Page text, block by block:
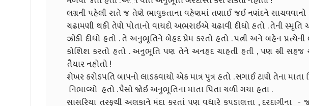
લગ્નની પહેલી રાતે જ તેણે ભાવુકતાના વહેણમાં તણાઈ જઈ નણંદને સાચવવાનો
ચઢામણી થકી તેણે પોતાનો વાયદો અભરાઈએ ચઢાવી દીધો હતો . તેની
ઝોંકી દીધો હતો . તે અનુભૂતિને બેહદ પ્રેમ કરતો હતો . પત્ની અને બહેન
કોશિશ કરતો હતો . અનુભૂતિ પણ તેને અનહદ ચાહતી હતી , પણ સ્રી સહજ
તૈયાર નહોતો !
શેખર કરોડપતિ બાપનો લાડકવાયો એક માત્ર પુત્ર હતો . સગાઈ ટાણે તેના માતા
નિભાવ્યો હતો . પૈસો જોઈ અનુભૂતિના માતા પિતા ચળી ગયા હતા .
સાસરિયા તરફથી અલકાને મંદા કરતાં પણ વધારે કપડાલત્તા , દરદાગીના -